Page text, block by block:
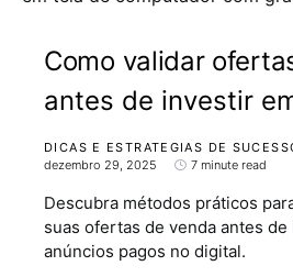
Como validar
antes de investir
DICAS E ESTRATEGIAS DE
dezembro 29, 2025
7 minute read
Descubra métodos práticos
suas ofertas de venda antes
anúncios pagos no digital.